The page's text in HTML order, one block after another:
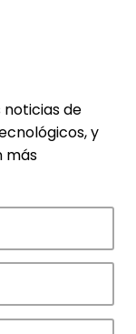
noticias de
y
más